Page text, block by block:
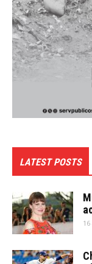
LATEST POSTS